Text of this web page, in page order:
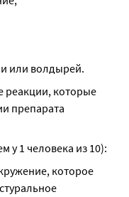
или волдырей.
реакции, которые
препарата
у 1 человека из 10):
которое